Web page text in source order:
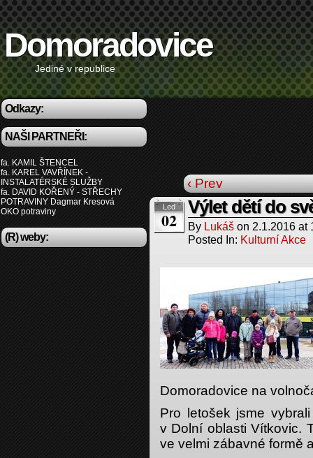
Domoradovice
Jediné v republice
Odkazy:
NAŠI PARTNEŘI:
fa. KAMIL ŠTENCEL
fa. KAREL VAVŘÍNEK -
INSTALATÉRSKÉ SLUŽBY
fa. DAVID KOŘENÝ - STŘECHY
POTRAVINY Dagmar Kresová
OKO potraviny
(R) weby:
‹ Prev
Led
02
Výlet dětí do
By Lukáš on 2.1.2016 at
Posted In: Kulturní Akce
Domoradovice na
Pro letošek jsme
v Dolní oblasti Vítkovic.
ve velmi zábavné formě